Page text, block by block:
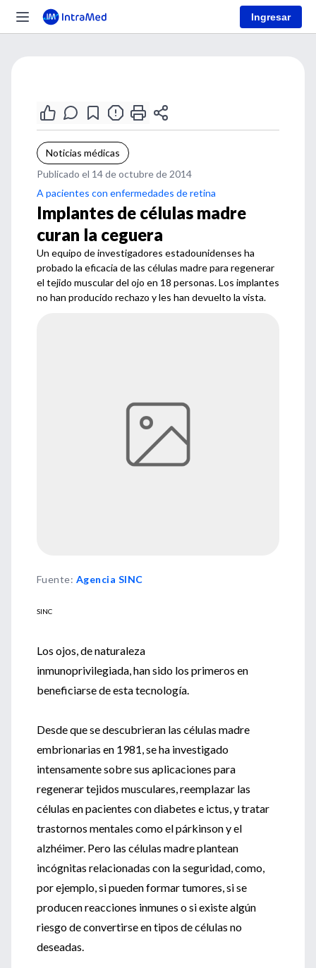
Ingresar
Noticias médicas
Publicado el 14 de octubre de 2014
A pacientes con enfermedades de retina
Implantes de células madre
curan la ceguera
Un equipo de investigadores estadounidenses ha
probado la eficacia de las células madre para regenerar
el tejido muscular del ojo en 18 personas. Los implantes
no han producido rechazo y les han devuelto la vista.
Fuente: Agencia SINC
SINC
Los ojos, de naturaleza
inmunoprivilegiada, han sido los primeros en
beneficiarse de esta tecnología.
Desde que se descubrieran las células madre
embrionarias en 1981, se ha investigado
intensamente sobre sus aplicaciones para
regenerar tejidos musculares, reemplazar las
células en pacientes con diabetes e ictus, y tratar
trastornos mentales como el párkinson y el
alzhéimer. Pero las células madre plantean
incógnitas relacionadas con la seguridad, como,
por ejemplo, si pueden formar tumores, si se
producen reacciones inmunes o si existe algún
riesgo de convertirse en tipos de células no
deseadas.